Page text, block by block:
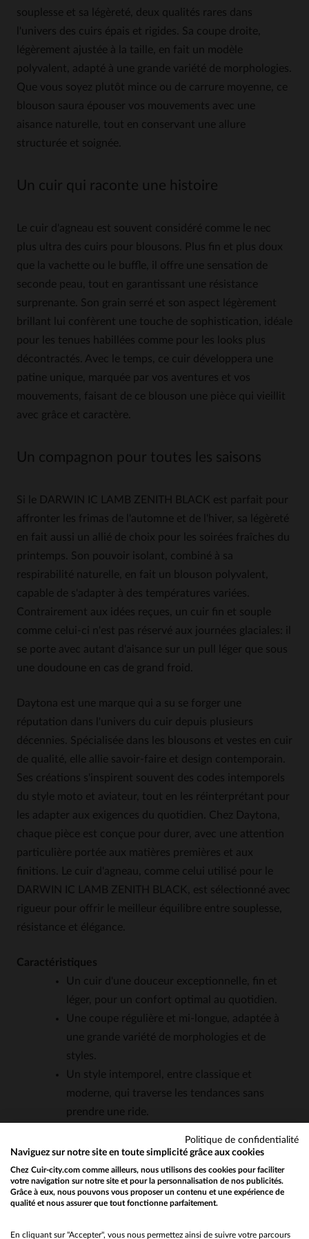
souplesse et sa légèreté, deux qualités rares dans
l'univers des cuirs épais et rigides. Sa coupe droite,
légèrement ajustée à la taille, en fait un modèle
polyvalent, adapté à une grande variété de morphologies.
Que vous soyez plutôt mince ou de carrure moyenne, ce
blouson saura épouser vos mouvements avec une
aisance naturelle, tout en conservant une allure
structurée et soignée.
Un cuir qui raconte une histoire
Le cuir d'agneau est souvent considéré comme le nec
plus ultra des cuirs pour blousons. Plus fin et plus doux
que la vachette ou le buffle, il offre une sensation de
seconde peau, tout en garantissant une résistance
surprenante. Son grain serré et son aspect légèrement
brillant lui confèrent une touche de sophistication, idéale
pour les tenues habillées comme pour les looks plus
décontractés. Avec le temps, ce cuir développera une
patine unique, marquée par vos aventures et vos
mouvements, faisant de ce blouson une pièce qui vieillit
avec grâce et caractère.
Un compagnon pour toutes les saisons
Si le DARWIN IC LAMB ZENITH BLACK est parfait pour
affronter les frimas de l'automne et de l'hiver, sa légèreté
en fait aussi un allié de choix pour les soirées fraîches du
printemps. Son pouvoir isolant, combiné à sa
respirabilité naturelle, en fait un blouson polyvalent,
capable de s'adapter à des températures variées.
Contrairement aux idées reçues, un cuir fin et souple
comme celui-ci n'est pas réservé aux journées glaciales: il
se porte avec autant d'aisance sur un pull léger que sous
une doudoune en cas de grand froid.
Daytona est une marque qui a su se forger une
réputation dans l'univers du cuir depuis plusieurs
décennies. Spécialisée dans les blousons et vestes en cuir
de qualité, elle allie savoir-faire et design contemporain.
Ses créations s'inspirent souvent des codes intemporels
du style moto et aviateur, tout en les réinterprétant pour
les adapter aux exigences du quotidien. Chez Daytona,
chaque pièce est conçue pour durer, avec une attention
particulière portée aux matières premières et aux
finitions. Le cuir d'agneau, comme celui utilisé pour le
DARWIN IC LAMB ZENITH BLACK, est sélectionné avec
rigueur pour offrir le meilleur équilibre entre souplesse,
résistance et élégance.
Caractéristiques
Un cuir d'une douceur exceptionnelle, fin et
léger, pour un confort optimal au quotidien.
Une coupe régulière et mi-longue, adaptée à
une grande variété de morphologies et de
styles.
Un style intemporel, entre classique et
moderne, qui traverse les tendances sans
prendre une ride.
souple, grâce à un grain serré et une finition
soignée.
Une polyvalence d'usage, idéale pour les
saisons intermédiaires comme pour les hivers
Would you like to be redirected to our English site?
No
Politique de confidentialité
Naviguez sur notre site en toute simplicité grâce aux cookies
Chez Cuir-city.com comme ailleurs, nous utilisons des cookies pour faciliter
votre navigation sur notre site et pour la personnalisation de nos publicités.
Grâce à eux, nous pouvons vous proposer un contenu et une expérience de
qualité et nous assurer que tout fonctionne parfaitement.
En cliquant sur "Accepter", vous nous permettez ainsi de suivre votre parcours